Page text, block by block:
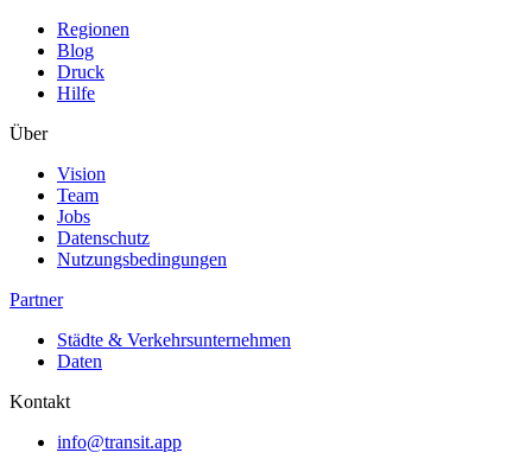
Regionen
Blog
Druck
Hilfe
Über
Vision
Team
Jobs
Datenschutz
Nutzungsbedingungen
Partner
Städte & Verkehrsunternehmen
Daten
Kontakt
info@transit.app